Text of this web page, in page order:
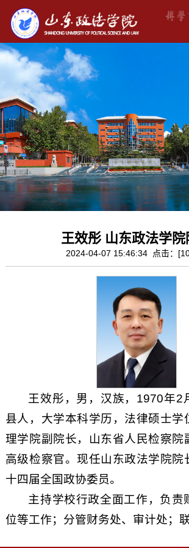
王效彤 山东政法学院
2024-04-07 15:46:34 点击：[
王效彤，男，汉族，1970年2
县人，大学本科学历，法律硕士学
理学院副院长，山东省人民检察院
高级检察官。现任山东政法学院院
十四届全国政协委员。
主持学校行政全面工作，负责
位等工作；分管财务处、审计处；